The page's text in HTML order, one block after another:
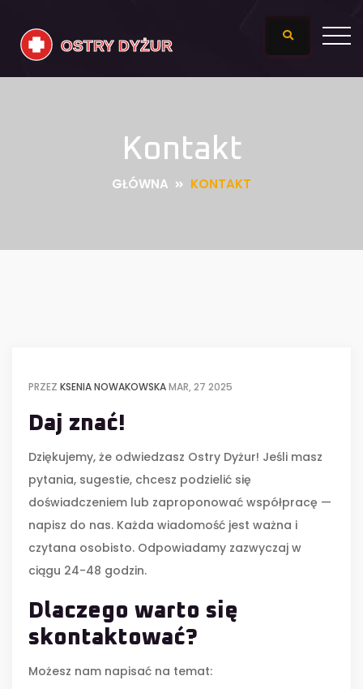
Kontakt
GŁÓWNA KONTAKT
PRZEZ KSENIA NOWAKOWSKAMAR, 27 2025
Daj znać!
Dziękujemy, że odwiedzasz Ostry Dyżur! Jeśli masz
pytania, sugestie, chcesz podzielić się
doświadczeniem lub zaproponować współpracę —
napisz do nas. Każda wiadomość jest ważna i
czytana osobisto. Odpowiadamy zazwyczaj w
ciągu 24-48 godzin.
Dlaczego warto się
skontaktować?
Możesz nam napisać na temat: